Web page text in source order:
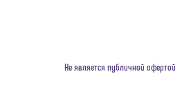
Не является публичной офертой